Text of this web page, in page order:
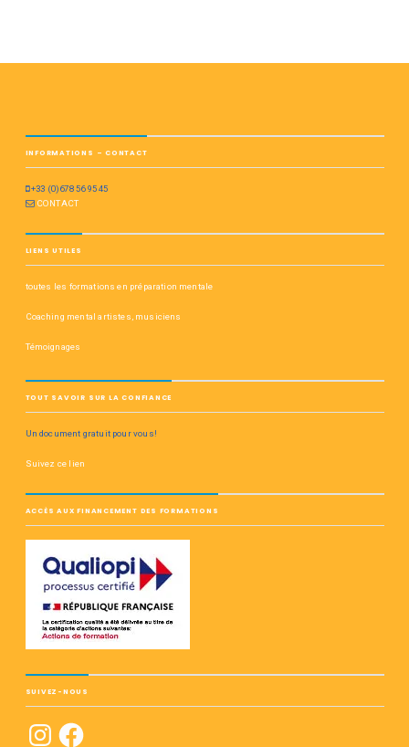
INFORMATIONS – CONTACT
+33 (0)678 56 95 45
CONTACT
LIENS UTILES
toutes les formations en préparation mentale
Coaching mental artistes, musiciens
Témoignages
TOUT SAVOIR SUR LA CONFIANCE
Un document gratuit pour vous!
Suivez ce lien
ACCÈS AUX FINANCEMENT DES FORMATIONS
SUIVEZ-NOUS